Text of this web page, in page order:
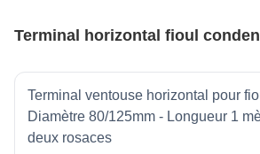
Terminal horizontal fioul
Terminal ventouse horizontal pour
Diamètre 80/125mm - Longueur 1
deux rosaces